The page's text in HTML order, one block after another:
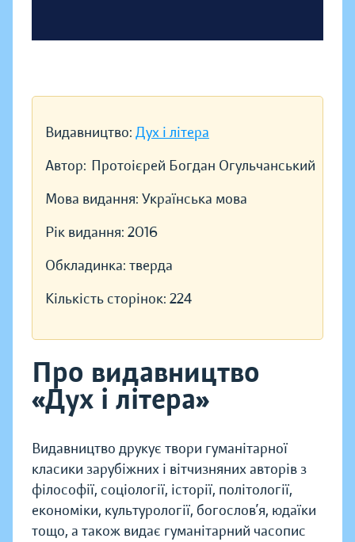
Видавництво: Дух і літера
Автор: Протоієрей Богдан Огульчанський
Мова видання: Українська мова
Рік видання: 2016
Обкладинка: тверда
Кількість сторінок: 224
Про видавництво
«Дух і літера»
Видавництво друкує твори гуманітарної
класики зарубіжних і вітчизняних авторів з
філософії, соціології, історії, політології,
економіки, культурології, богослов’я, юдаїки
тощо, а також видає гуманітарний часопис